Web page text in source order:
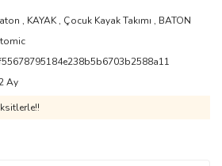
, KAYAK , Çocuk Kayak Takımı , BATON
Ay